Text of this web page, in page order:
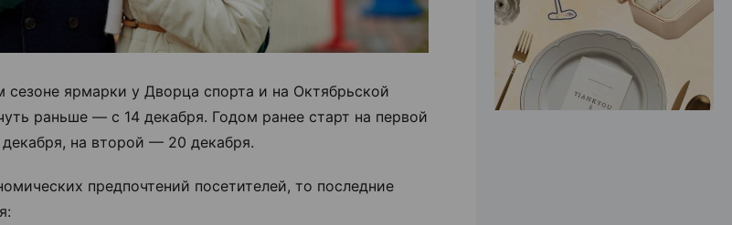
сезоне ярмарки у Дворца спорта и на Октябрьской
раньше — с 14 декабря. Годом ранее старт на первой
на второй — 20 декабря.
предпочтений посетителей, то последние